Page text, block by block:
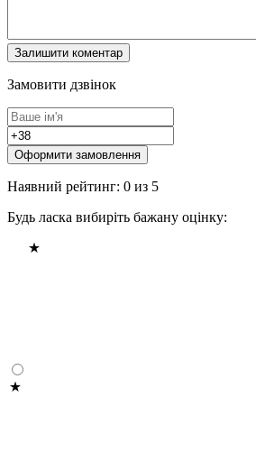
Замовити дзвінок
Оформити замовлення
Наявний рейтинг: 0 из 5
Будь ласка вибиріть бажану оцінку: